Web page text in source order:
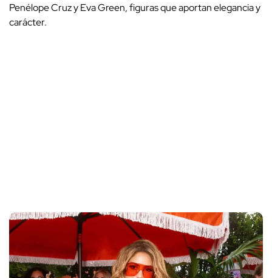
Penélope Cruz y Eva Green, figuras que aportan elegancia y
carácter.